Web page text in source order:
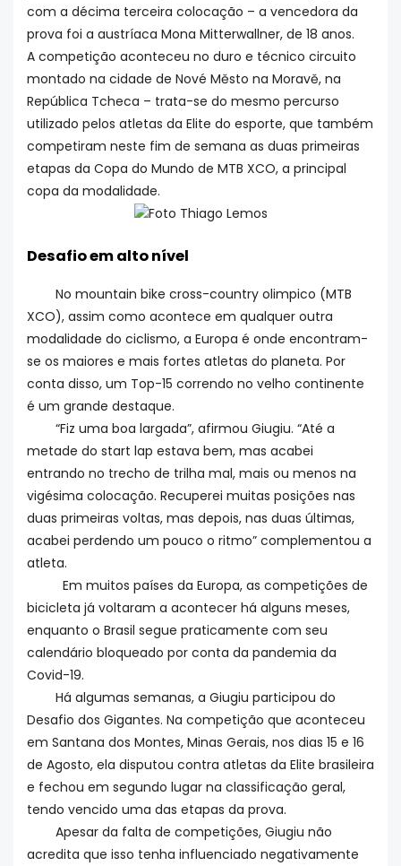
com a décima terceira colocação – a vencedora da
prova foi a austríaca Mona Mitterwallner, de 18 anos.
A competição aconteceu no duro e técnico circuito
montado na cidade de Nové Město na Moravě, na
República Tcheca – trata-se do mesmo percurso
utilizado pelos atletas da Elite do esporte, que também
competiram neste fim de semana as duas primeiras
etapas da Copa do Mundo de MTB XCO, a principal
copa da modalidade.
Foto Thiago Lemos
Desafio em alto nível
No mountain bike cross-country olimpico (MTB
XCO), assim como acontece em qualquer outra
modalidade do ciclismo, a Europa é onde encontram-
se os maiores e mais fortes atletas do planeta. Por
conta disso, um Top-15 correndo no velho continente
é um grande destaque.
“Fiz uma boa largada”, afirmou Giugiu. “Até a
metade do start lap estava bem, mas acabei
entrando no trecho de trilha mal, mais ou menos na
vigésima colocação. Recuperei muitas posições nas
duas primeiras voltas, mas depois, nas duas últimas,
acabei perdendo um pouco o ritmo” complementou a
atleta.
Em muitos países da Europa, as competições de
bicicleta já voltaram a acontecer há alguns meses,
enquanto o Brasil segue praticamente com seu
calendário bloqueado por conta da pandemia da
Covid-19.
Há algumas semanas, a Giugiu participou do
Desafio dos Gigantes. Na competição que aconteceu
em Santana dos Montes, Minas Gerais, nos dias 15 e 16
de Agosto, ela disputou contra atletas da Elite brasileira
e fechou em segundo lugar na classificação geral,
tendo vencido uma das etapas da prova.
Apesar da falta de competições, Giugiu não
acredita que isso tenha influenciado negativamente